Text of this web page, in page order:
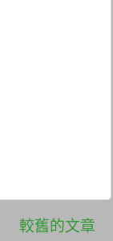
較舊的文章